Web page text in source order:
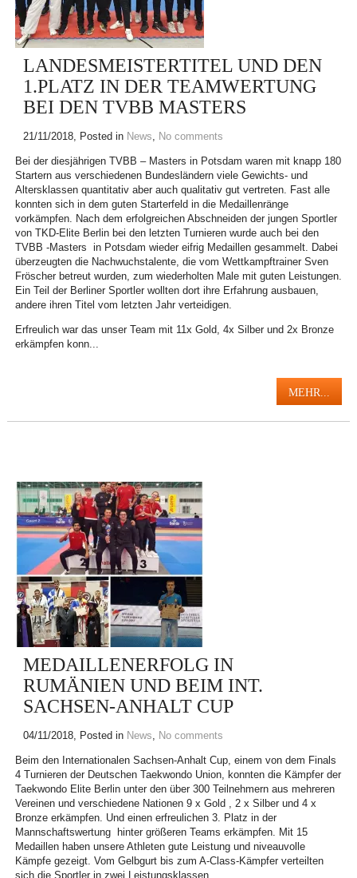
LANDESMEISTERTITEL UND DEN
1.PLATZ IN DER TEAMWERTUNG
BEI DEN TVBB MASTERS
21/11/2018, Posted in News, No comments
Bei der diesjährigen TVBB – Masters in Potsdam waren mit knapp 180
Startern aus verschiedenen Bundesländern viele Gewichts- und
Altersklassen quantitativ aber auch qualitativ gut vertreten. Fast alle
konnten sich in dem guten Starterfeld in die Medaillenränge
vorkämpfen. Nach dem erfolgreichen Abschneiden der jungen Sportler
von TKD-Elite Berlin bei den letzten Turnieren wurde auch bei den
TVBB -Masters in Potsdam wieder eifrig Medaillen gesammelt. Dabei
überzeugten die Nachwuchstalente, die vom Wettkampftrainer Sven
Fröscher betreut wurden, zum wiederholten Male mit guten Leistungen.
Ein Teil der Berliner Sportler wollten dort ihre Erfahrung ausbauen,
andere ihren Titel vom letzten Jahr verteidigen.
Erfreulich war das unser Team mit 11x Gold, 4x Silber und 2x Bronze
erkämpfen konn...
MEHR...
MEDAILLENERFOLG IN
RUMÄNIEN UND BEIM INT.
SACHSEN-ANHALT CUP
04/11/2018, Posted in News, No comments
Beim den Internationalen Sachsen-Anhalt Cup, einem von dem Finals
4 Turnieren der Deutschen Taekwondo Union, konnten die Kämpfer der
Taekwondo Elite Berlin unter den über 300 Teilnehmern aus mehreren
Vereinen und verschiedene Nationen 9 x Gold , 2 x Silber und 4 x
Bronze erkämpfen. Und einen erfreulichen 3. Platz in der
Mannschaftswertung hinter größeren Teams erkämpfen. Mit 15
Medaillen haben unsere Athleten gute Leistung und niveauvolle
Kämpfe gezeigt. Vom Gelbgurt bis zum A-Class-Kämpfer verteilten
sich die Sportler in zwei Leistungsklassen...